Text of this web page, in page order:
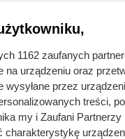
nie było. Polacy
1162 zaufanych
na urządzeniu oraz
wysyłane przez
treści,
my i Zaufani
charakterystykę